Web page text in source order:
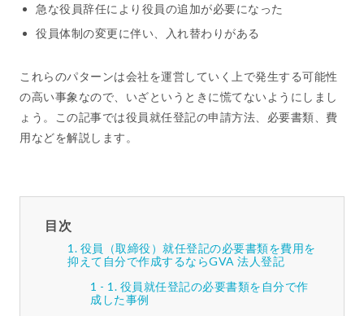
急な役員辞任により役員の追加が必要になった
役員体制の変更に伴い、入れ替わりがある
これらのパターンは会社を運営していく上で発生する可能性
の高い事象なので、いざというときに慌てないようにしまし
ょう。この記事では役員就任登記の申請方法、必要書類、費
用などを解説します。
目次
役員（取締役）就任登記の必要書類を費用を
抑えて自分で作成するならGVA 法人登記
役員就任登記の必要書類を自分で作
成した事例